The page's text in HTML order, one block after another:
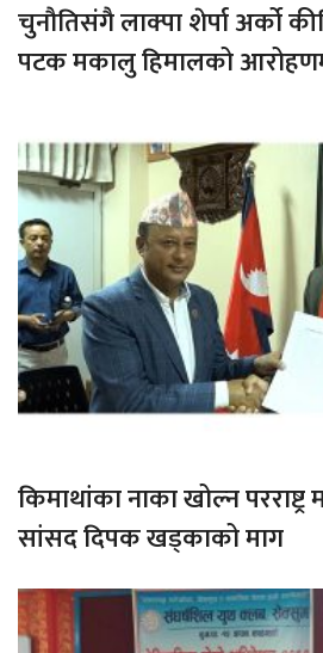
चुनौतिसंगै लाक्पा शेर्पा अर्को
पटक मकालु हिमालको
किमाथांका नाका खोल्न परराष्ट्र
सांसद दिपक खड्काको माग